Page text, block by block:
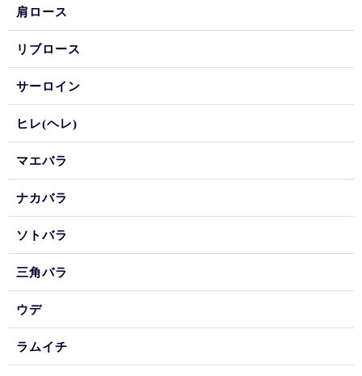
肩ロース
リブロース
サーロイン
ヒレ(ヘレ)
マエバラ
ナカバラ
ソトバラ
三角バラ
ウデ
ラムイチ